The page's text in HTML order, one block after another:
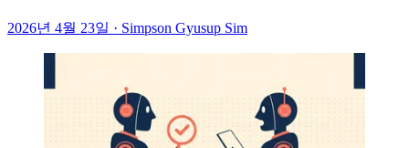
2026년 4월 23일 · Simpson Gyusup Sim